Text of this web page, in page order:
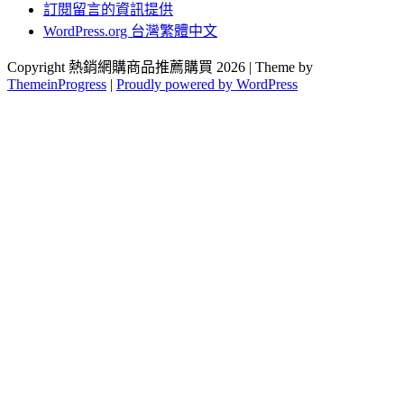
訂閱留言的資訊提供
WordPress.org 台灣繁體中文
Copyright 熱銷網購商品推薦購買 2026 | Theme by
ThemeinProgress | Proudly powered by WordPress